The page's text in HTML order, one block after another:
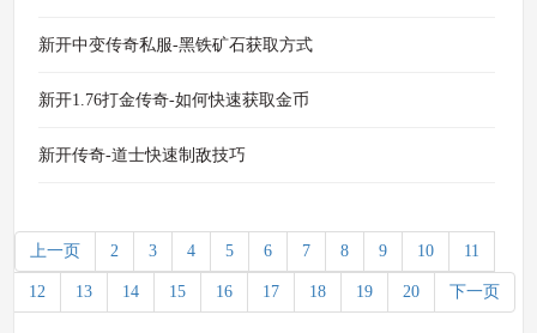
新开中变传奇私服-黑铁矿石获取方式
新开1.76打金传奇-如何快速获取金币
新开传奇-道士快速制敌技巧
上一页 2 3 4 5 6 7 8 9 10 11
12 13 14 15 16 17 18 19 20 下一页